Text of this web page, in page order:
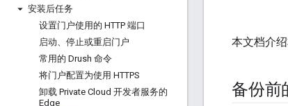
安装后任务
设置门户使用的 HTTP 端口
启动、停止或重启门户
常用的 Drush 命令
将门户配置为使用 HTTPS
卸载 Private Cloud 开发者服务的
Edge
本文档介
备份前